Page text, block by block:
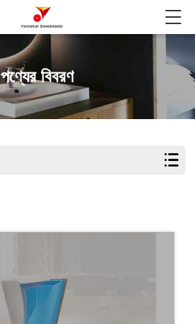
পণ্যের বিবরণ